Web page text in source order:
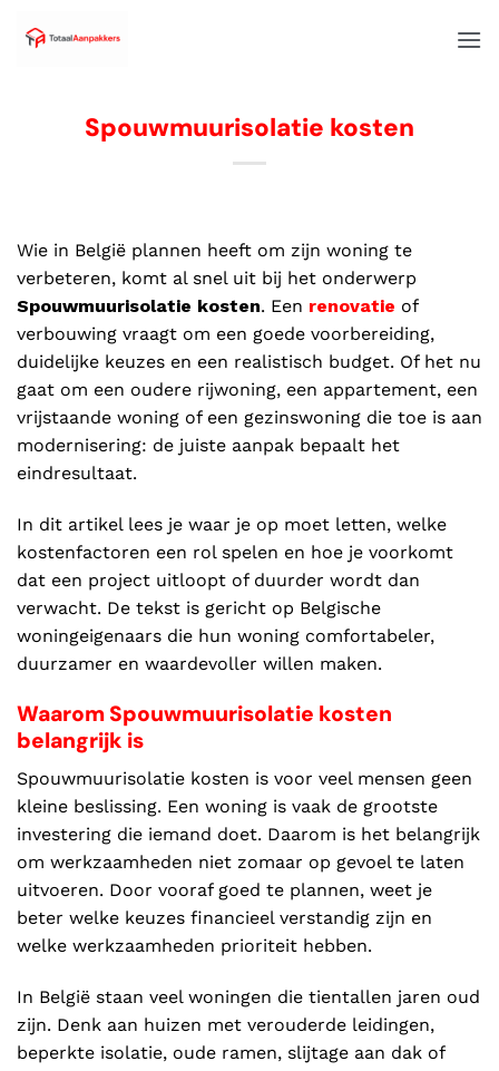
Spouwmuurisolatie kosten
Wie in België plannen heeft om zijn woning te
verbeteren, komt al snel uit bij het onderwerp
Spouwmuurisolatie kosten. Een renovatie of
verbouwing vraagt om een goede voorbereiding,
duidelijke keuzes en een realistisch budget. Of het nu
gaat om een oudere rijwoning, een appartement, een
vrijstaande woning of een gezinswoning die toe is aan
modernisering: de juiste aanpak bepaalt het
eindresultaat.
In dit artikel lees je waar je op moet letten, welke
kostenfactoren een rol spelen en hoe je voorkomt
dat een project uitloopt of duurder wordt dan
verwacht. De tekst is gericht op Belgische
woningeigenaars die hun woning comfortabeler,
duurzamer en waardevoller willen maken.
Waarom Spouwmuurisolatie kosten
belangrijk is
Spouwmuurisolatie kosten is voor veel mensen geen
kleine beslissing. Een woning is vaak de grootste
investering die iemand doet. Daarom is het belangrijk
om werkzaamheden niet zomaar op gevoel te laten
uitvoeren. Door vooraf goed te plannen, weet je
beter welke keuzes financieel verstandig zijn en
welke werkzaamheden prioriteit hebben.
In België staan veel woningen die tientallen jaren oud
zijn. Denk aan huizen met verouderde leidingen,
beperkte isolatie, oude ramen, slijtage aan dak of